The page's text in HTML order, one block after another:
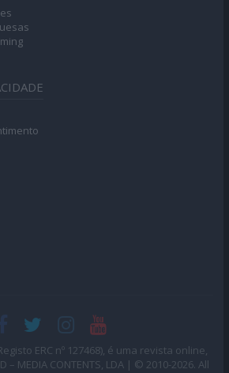
ERC nº 127468), é uma revista online,
MEDIA CONTENTS, LDA | © 2010-2026. All